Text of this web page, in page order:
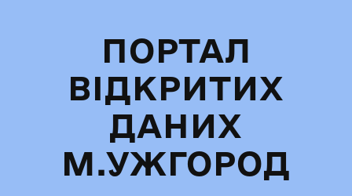
ПОРТАЛ
ВІДКРИТИХ
ДАНИХ
М.УЖГОРОД